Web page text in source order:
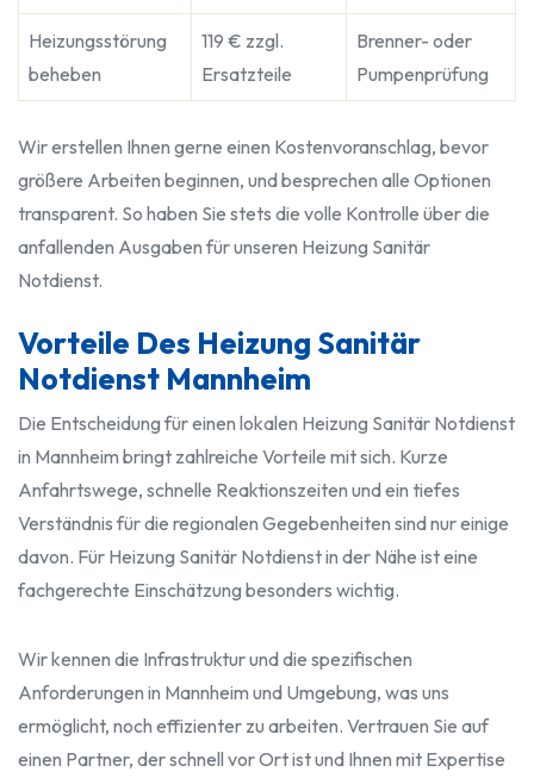
Heizungsstörung
beheben
119 € zzgl.
Ersatzteile
Brenner- oder
Pumpenprüfung
Wir erstellen Ihnen gerne einen Kostenvoranschlag, bevor
größere Arbeiten beginnen, und besprechen alle Optionen
transparent. So haben Sie stets die volle Kontrolle über die
anfallenden Ausgaben für unseren Heizung Sanitär
Notdienst.
Vorteile Des Heizung Sanitär
Notdienst Mannheim
Die Entscheidung für einen lokalen Heizung Sanitär Notdienst
in Mannheim bringt zahlreiche Vorteile mit sich. Kurze
Anfahrtswege, schnelle Reaktionszeiten und ein tiefes
Verständnis für die regionalen Gegebenheiten sind nur einige
davon. Für Heizung Sanitär Notdienst in der Nähe ist eine
fachgerechte Einschätzung besonders wichtig.
Wir kennen die Infrastruktur und die spezifischen
Anforderungen in Mannheim und Umgebung, was uns
ermöglicht, noch effizienter zu arbeiten. Vertrauen Sie auf
einen Partner, der schnell vor Ort ist und Ihnen mit Expertise